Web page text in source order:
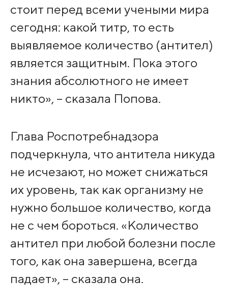
стоит перед всеми учеными мира
сегодня: какой титр, то есть
выявляемое количество (антител)
является защитным. Пока этого
знания абсолютного не имеет
никто», – сказала Попова.
Глава Роспотребнадзора
подчеркнула, что антитела никуда
не исчезают, но может снижаться
их уровень, так как организму не
нужно большое количество, когда
не с чем бороться. «Количество
антител при любой болезни после
того, как она завершена, всегда
падает», – сказала она.